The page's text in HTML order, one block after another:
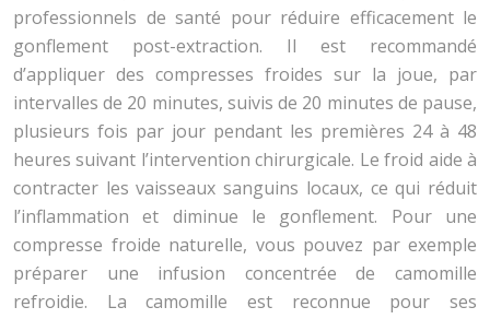
professionnels de santé pour réduire efficacement le
gonflement post-extraction. Il est recommandé
d’appliquer des compresses froides sur la joue, par
intervalles de 20 minutes, suivis de 20 minutes de pause,
plusieurs fois par jour pendant les premières 24 à 48
heures suivant l’intervention chirurgicale. Le froid aide à
contracter les vaisseaux sanguins locaux, ce qui réduit
l’inflammation et diminue le gonflement. Pour une
compresse froide naturelle, vous pouvez par exemple
préparer une infusion concentrée de camomille
refroidie. La camomille est reconnue pour ses